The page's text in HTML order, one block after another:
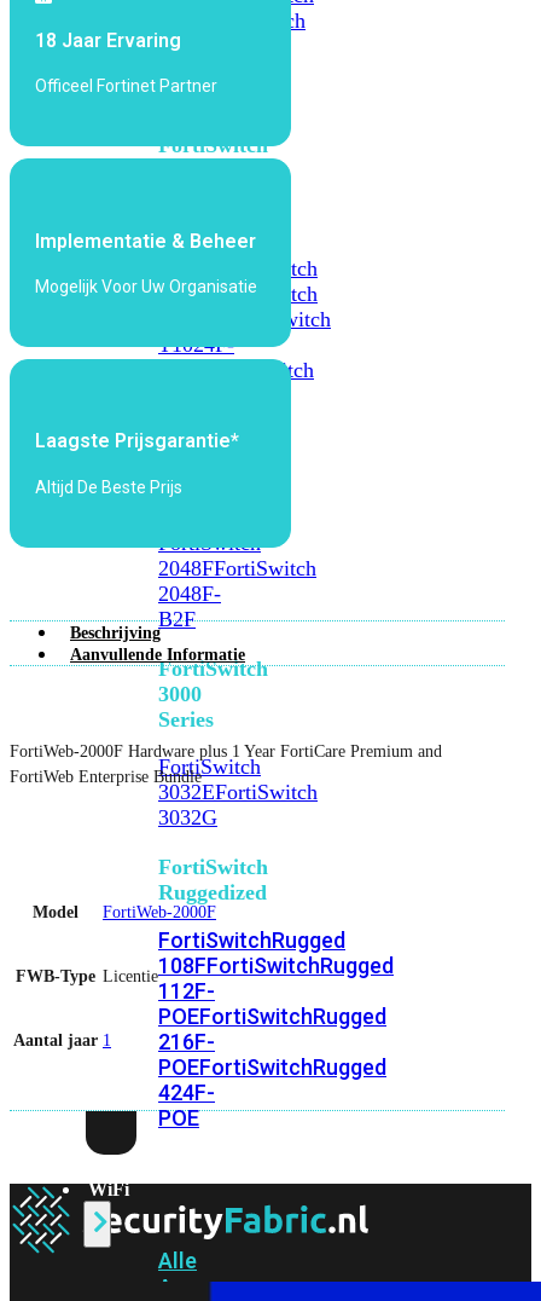
FortiSwitch
648F-
FortiSwitch
FortiSwitch
FortiSwitch
1048EFortiSwitch
FortiSwitch
T1024F-
FortiSwitch
FortiSwitch
Series
FortiSwitch
2048FFortiSwitch
2048F-
B2F
FortiSwitch
3000
Series
FortiSwitch
3032EFortiSwitch
3032G
FortiSwitch
Ruggedized
FortiSwitchRugged
108FFortiSwitchRugged
112F-
POEFortiSwitchRugged
216F-
POEFortiSwitchRugged
424F-
POE
WiFi
Alle
Access
18 Jaar Ervaring
Officeel Fortinet Partner
Implementatie & Beheer
Mogelijk Voor Uw Organisatie
Laagste Prijsgarantie*
Altijd De Beste Prijs
Beschrijving
Aanvullende Informatie
FortiWeb-2000F Hardware plus 1 Year FortiCare Premium and
FortiWeb Enterprise Bundle
Model FortiWeb-2000F
FWB-Type Licentie
Aantal jaar 1